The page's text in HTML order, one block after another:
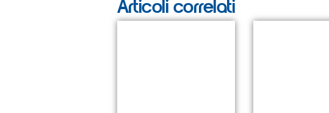
Articoli correlati